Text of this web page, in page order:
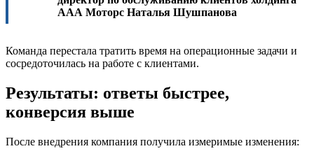
ААА Моторс Наталья Шушпанова
Команда перестала тратить время на операционные задачи и
сосредоточилась на работе с клиентами.
Результаты: ответы быстрее,
конверсия выше
После внедрения компания получила измеримые изменения: